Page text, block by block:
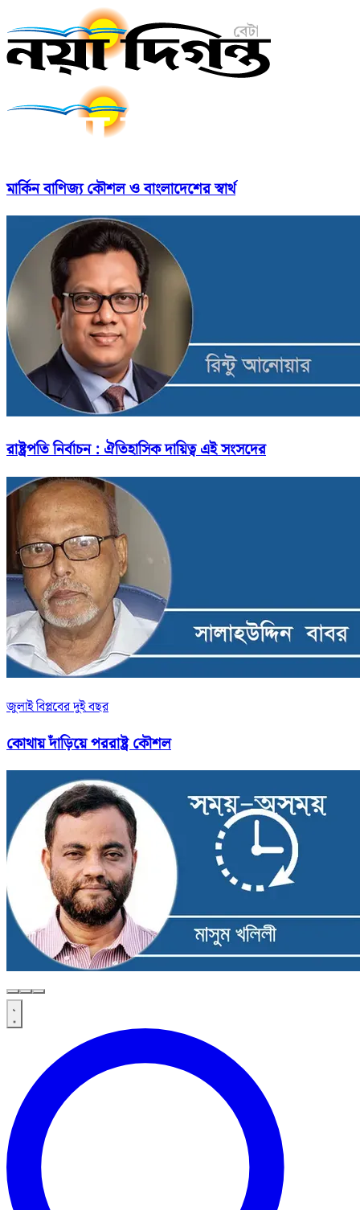
মার্কিন বাণিজ্য কৌশল ও বাংলাদেশের স্বার্থ
রাষ্ট্রপতি নির্বাচন : ঐতিহাসিক দায়িত্ব এই সংসদের
জুলাই বিপ্লবের দুই বছর
কোথায় দাঁড়িয়ে পররাষ্ট্র কৌশল